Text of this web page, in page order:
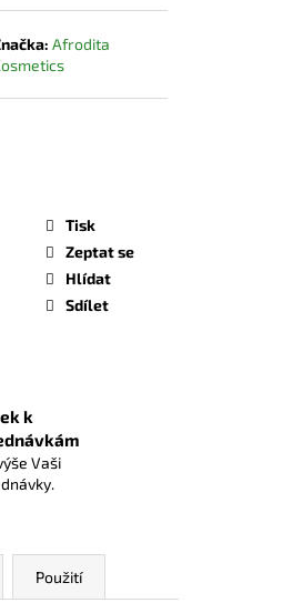
Afrodita
Tisk
Zeptat se
Hlídat
Sdílet
k
Vaši
Použití